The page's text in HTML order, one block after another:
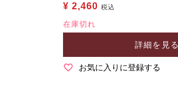
¥ 2,460 税込
在庫切れ
詳細を見る
お気に入りに登録する